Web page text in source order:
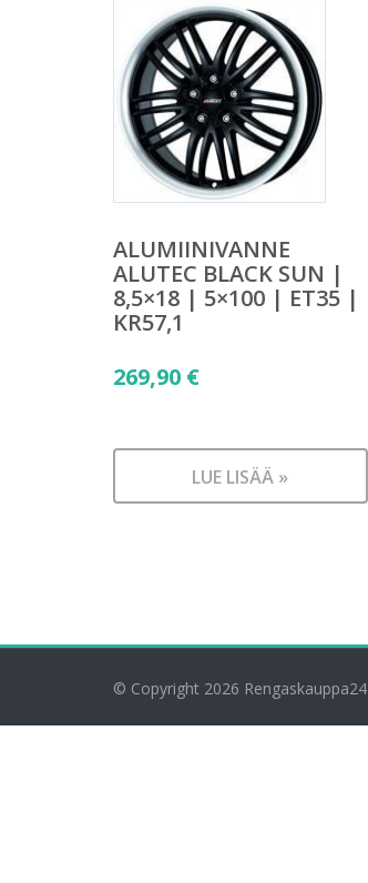
ALUMIINIVANNE
ALUTEC BLACK SUN |
8,5×18 | 5×100 | ET35 |
KR57,1
269,90 €
LUE LISÄÄ »
© Copyright 2026 Rengaskauppa24